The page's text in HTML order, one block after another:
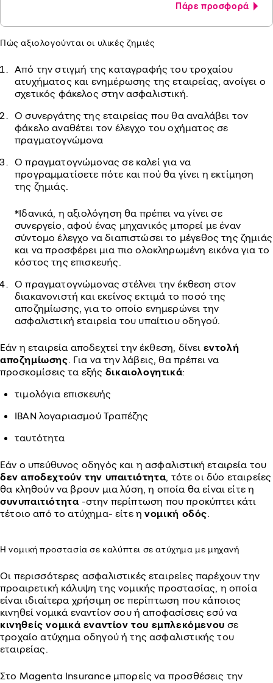
Πάρε προσφορά
Πώς αξιολογούνται οι υλικές ζημιές
Από την στιγμή της καταγραφής του τροχαίου
ατυχήματος και ενημέρωσης της εταιρείας, ανοίγει ο
σχετικός φάκελος στην ασφαλιστική.
Ο συνεργάτης της εταιρείας που θα αναλάβει τον
φάκελο αναθέτει τον έλεγχο του οχήματος σε
πραγματογνώμονα
Ο πραγματογνώμονας σε καλεί για να
προγραμματίσετε πότε και πού θα γίνει η εκτίμηση
της ζημιάς.
*Ιδανικά, η αξιολόγηση θα πρέπει να γίνει σε
συνεργείο, αφού ένας μηχανικός μπορεί με έναν
σύντομο έλεγχο να διαπιστώσει το μέγεθος της ζημιάς
και να προσφέρει μια πιο ολοκληρωμένη εικόνα για το
κόστος της επισκευής.
Ο πραγματογνώμονας στέλνει την έκθεση στον
διακανονιστή και εκείνος εκτιμά το ποσό της
αποζημίωσης, για το οποίο ενημερώνει την
ασφαλιστική εταιρεία του υπαίτιου οδηγού.
Εάν η εταιρεία αποδεχτεί την έκθεση, δίνει εντολή
αποζημίωσης. Για να την λάβεις, θα πρέπει να
προσκομίσεις τα εξής δικαιολογητικά:
τιμολόγια επισκευής
IBAN λογαριασμού Τραπέζης
ταυτότητα
Εάν ο υπεύθυνος οδηγός και η ασφαλιστική εταιρεία του
δεν αποδεχτούν την υπαιτιότητα, τότε οι δύο εταιρείες
θα κληθούν να βρουν μια λύση, η οποία θα είναι είτε η
συνυπαιτιότητα-στην περίπτωση που προκύπτει κάτι
τέτοιο από το ατύχημα- είτε ηνομική οδός.
Η νομική προστασία σε καλύπτει σε ατύχημα με μηχανή
Οι περισσότερες ασφαλιστικές εταιρείες παρέχουν την
προαιρετική κάλυψη της νομικής προστασίας, η οποία
είναι ιδιαίτερα χρήσιμη σε περίπτωση που κάποιος
κινηθεί νομικά εναντίον σου ή αποφασίσεις εσύ να
κινηθείς νομικά εναντίον του εμπλεκόμενου σε
τροχαίο ατύχημα οδηγού ή της ασφαλιστικής του
εταιρείας.
Στο Magenta Insurance μπορείς να προσθέσεις την